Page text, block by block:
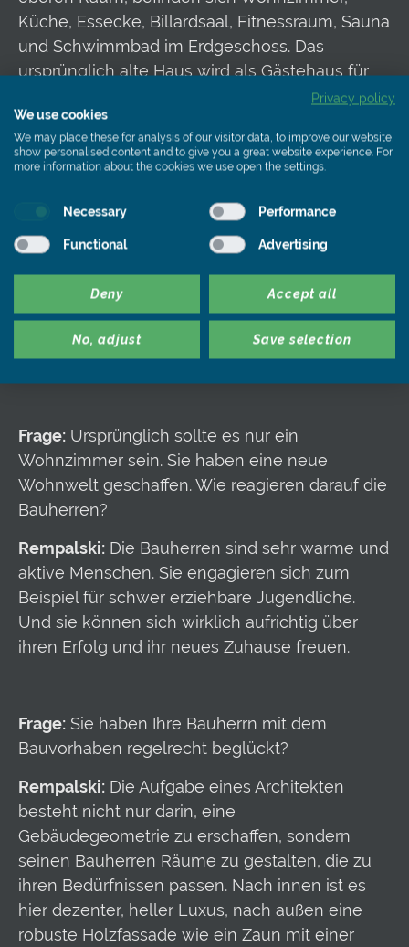
Küche, Essecke, Billardsaal, Fitnessraum, Sauna
und Schwimmbad im Erdgeschoss. Das
ursprünglich alte Haus wird als Gästehaus für
die Kinder genutzt, wenn sie zu Besuch
kommen, oder das Hauspersonal nutzt es.
beeindruckt. Woher die Perfektion?
Rempalski:
Die viel gereisten Bauherren wissen
was gut ist. Gesunde, natürliche Baumaterialien,
edle Gesteine und Fliesen, Türen zum Beispiel
aus Italien. Perfekte Details findet man hier
überall.
Frage: Ursprünglich sollte es nur ein
Wohnzimmer sein. Sie haben eine neue
Wohnwelt geschaffen. Wie reagieren darauf die
Bauherren?
Rempalski: Die Bauherren sind sehr warme und
aktive Menschen. Sie engagieren sich zum
Beispiel für schwer erziehbare Jugendliche.
Und sie können sich wirklich aufrichtig über
ihren Erfolg und ihr neues Zuhause freuen.
Frage: Sie haben Ihre Bauherrn mit dem
Bauvorhaben regelrecht beglückt?
Rempalski: Die Aufgabe eines Architekten
besteht nicht nur darin, eine
Gebäudegeometrie zu erschaffen, sondern
seinen Bauherren Räume zu gestalten, die zu
ihren Bedürfnissen passen. Nach innen ist es
hier dezenter, heller Luxus, nach außen eine
robuste Holzfassade wie ein Zaun mit einer
Privacy policy
We use cookies
We may place these for analysis of our visitor data, to improve our website,
show personalised content and to give you a great website experience. For
more information about the cookies we use open the settings.
Necessary Performance
Functional Advertising
Deny Accept all
No, adjust Save selection